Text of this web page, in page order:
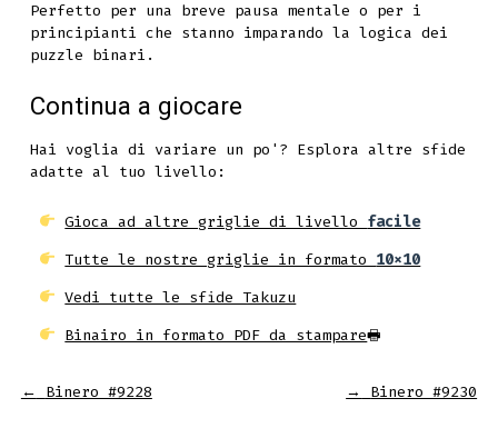
Perfetto per una breve pausa mentale o per i
principianti che stanno imparando la logica dei
puzzle binari.
Continua a giocare
Hai voglia di variare un po'? Esplora altre sfide
adatte al tuo livello:
Gioca ad altre griglie di livello facile
Tutte le nostre griglie in formato 10x10
Vedi tutte le sfide Takuzu
Binairo in formato PDF da stampare🖶
← Binero #9228 → Binero #9230